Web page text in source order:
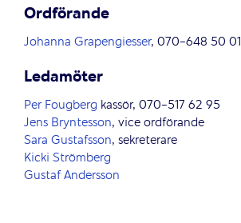
Ordförande
Johanna Grapengiesser, 070-648 50 01
Ledamöter
Per Fougberg kassör, 070-517 62 95
Jens Bryntesson, vice ordförande
Sara Gustafsson, sekreterare
Kicki Strömberg
Gustaf Andersson